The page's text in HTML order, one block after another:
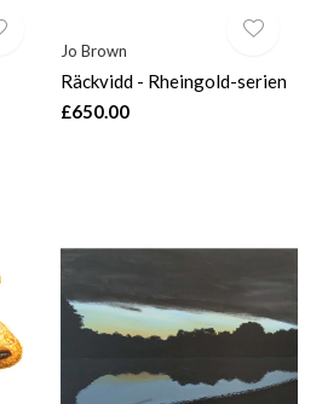
Jo Brown
Räckvidd - Rheingold-serien
£650.00